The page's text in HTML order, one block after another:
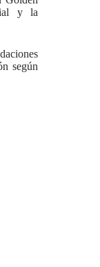
y la
según